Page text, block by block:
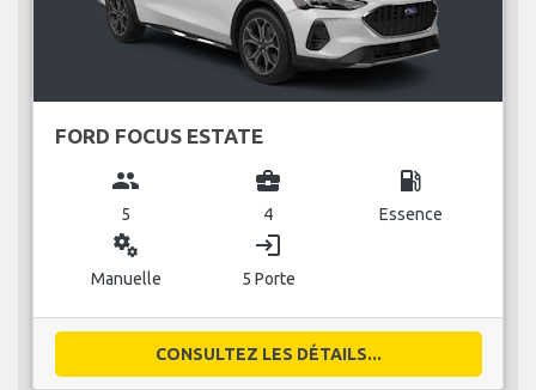
FORD FOCUS ESTATE
group
5
business_center
4
local_gas_station
Essence
miscellaneous_services
Manuelle
login
5 Porte
CONSULTEZ LES DÉTAILS...